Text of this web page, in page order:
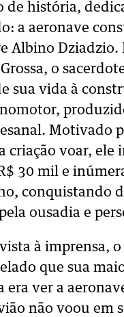
de história,
a aeronave
Albino Dziadzio.
o
sua vida à
Motivado
criação voar, ele
30 mil e
conquistando
ousadia e
à imprensa, o
que sua
era ver a
não voou em